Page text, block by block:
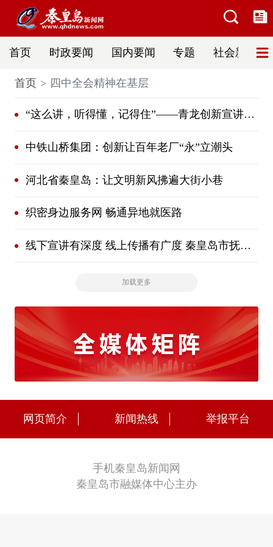
首页 时政要闻 国内要闻 专题 社会新闻
首页 四中全会精神在基层
“这么讲，听得懂，记得住”——青龙创新宣讲形式推动党的政策在基层落地生根
中铁山桥集团：创新让百年老厂“永”立潮头
河北省秦皇岛：让文明新风拂遍大街小巷
织密身边服务网 畅通异地就医路
线下宣讲有深度 线上传播有广度 秦皇岛市抚宁区推动全会精神“飞入寻常百姓家”
加载更多
网页简介 新闻热线 举报平台
手机秦皇岛新闻网
秦皇岛市融媒体中心主办